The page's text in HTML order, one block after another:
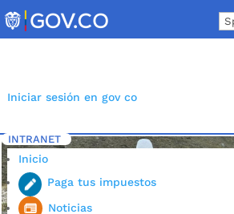
to
content
Iniciar sesión en gov co
INTRANET
Inicio
Paga tus impuestos
Noticias
Inicio 5 Etiqueta: Protección del agua